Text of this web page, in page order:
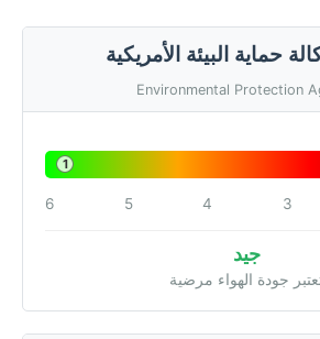
حماية البيئة الأمريكية
Environmental Protection
1
3
4
5
6
جيد
جودة الهواء مرضية